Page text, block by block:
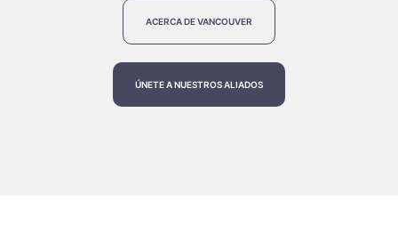
ACERCA DE VANCOUVER
ÚNETE A NUESTROS ALIADOS